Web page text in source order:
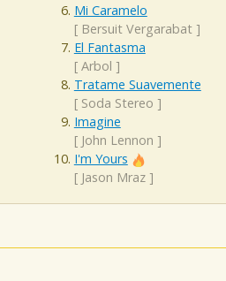
Mi Caramelo
[ Bersuit Vergarabat]
El Fantasma
[ Arbol ]
Tratame Suavemente
[ Soda Stereo ]
Imagine
[ John Lennon ]
I'm Yours
[ Jason Mraz]